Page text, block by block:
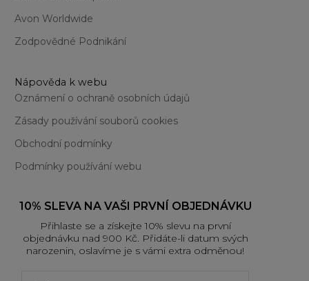
Avon Worldwide
Zodpovědné Podnikání
Nápověda k webu
Oznámení o ochraně osobních údajů
Zásady používání souborů cookies
Obchodní podmínky
Podmínky používání webu
10% SLEVA NA VAŠI PRVNÍ OBJEDNÁVKU
Přihlaste se a získejte 10% slevu na první
objednávku nad 900 Kč. Přidáte-li datum svých
narozenin, oslavíme je s vámi extra odměnou!